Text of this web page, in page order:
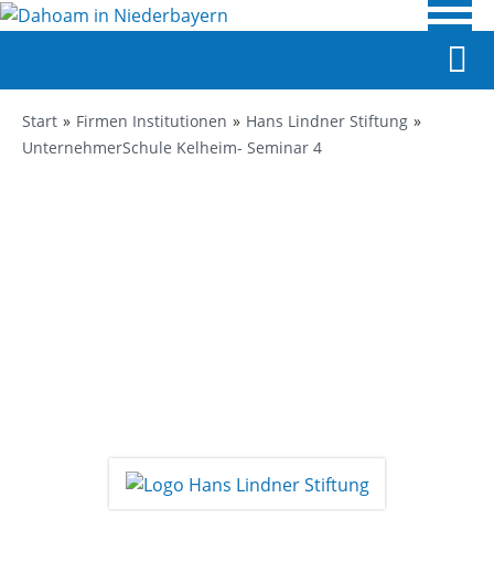
Start Firmen Institutionen
Hans Lindner Stiftung
UnternehmerSchule Kelheim- Seminar 4